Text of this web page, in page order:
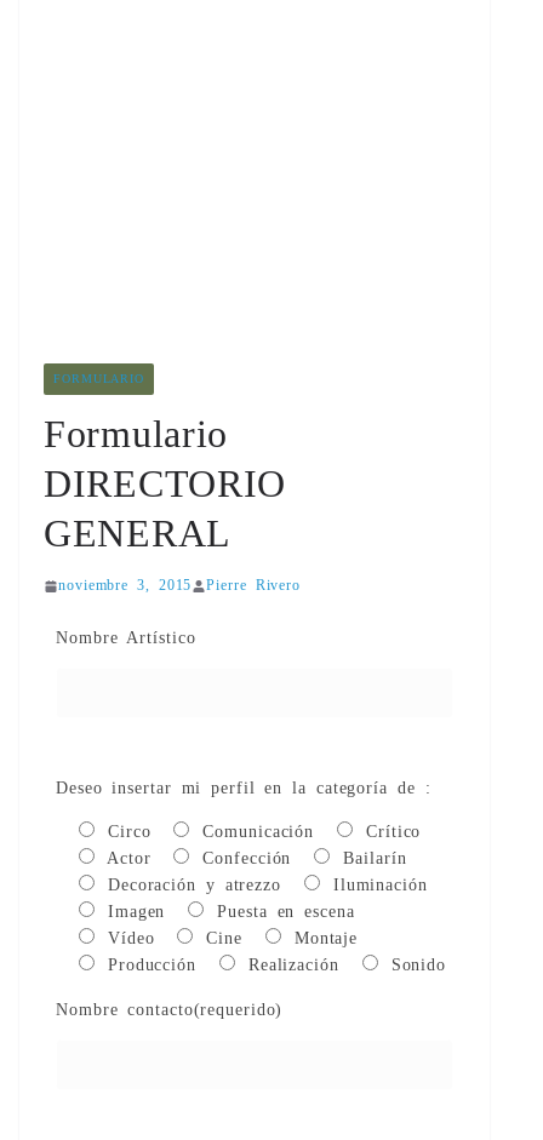
FORMULARIO
Formulario
DIRECTORIO
GENERAL
noviembre 3, 2015 Pierre Rivero
Nombre Artístico
Deseo insertar mi perfil en la categoría de :
Circo Comunicación
Crítico
Actor
Confección
Bailarín
Decoración y atrezzo
Iluminación
Imagen
Puesta en escena
Vídeo
Cine
Montaje
Producción
Realización Sonido
Nombre contacto(requerido)